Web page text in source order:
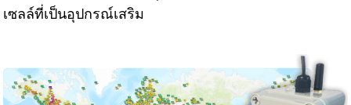
เซลล์ที่เป็นอุปกรณ์เสริม